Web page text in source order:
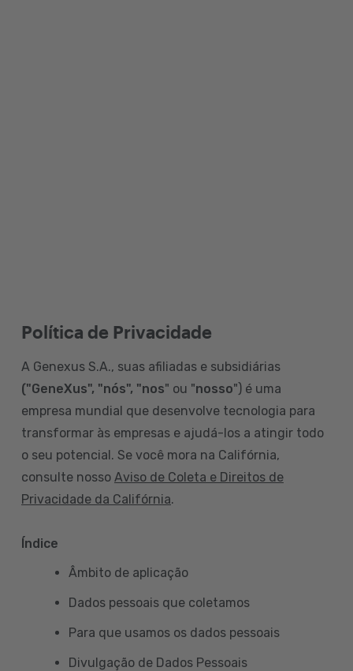
Política de Privacidade
A Genexus S.A., suas afiliadas e subsidiárias
("GeneXus", "nós", "nos" ou "nosso") é uma
empresa mundial que desenvolve tecnologia para
transformar às empresas e ajudá-los a atingir todo
o seu potencial. Se você mora na Califórnia,
consulte nosso Aviso de Coleta e Direitos de
Privacidade da Califórnia.
Índice
Âmbito de aplicação
Dados pessoais que coletamos
Para que usamos os dados pessoais
Divulgação de Dados Pessoais